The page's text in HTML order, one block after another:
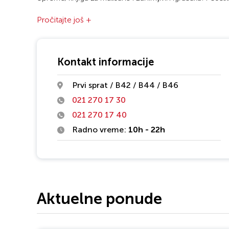
Pročitajte još +
Kontakt informacije
Prvi sprat / B42 / B44 / B46
021 270 17 30
021 270 17 40
Radno vreme: 10h - 22h
Aktuelne ponude